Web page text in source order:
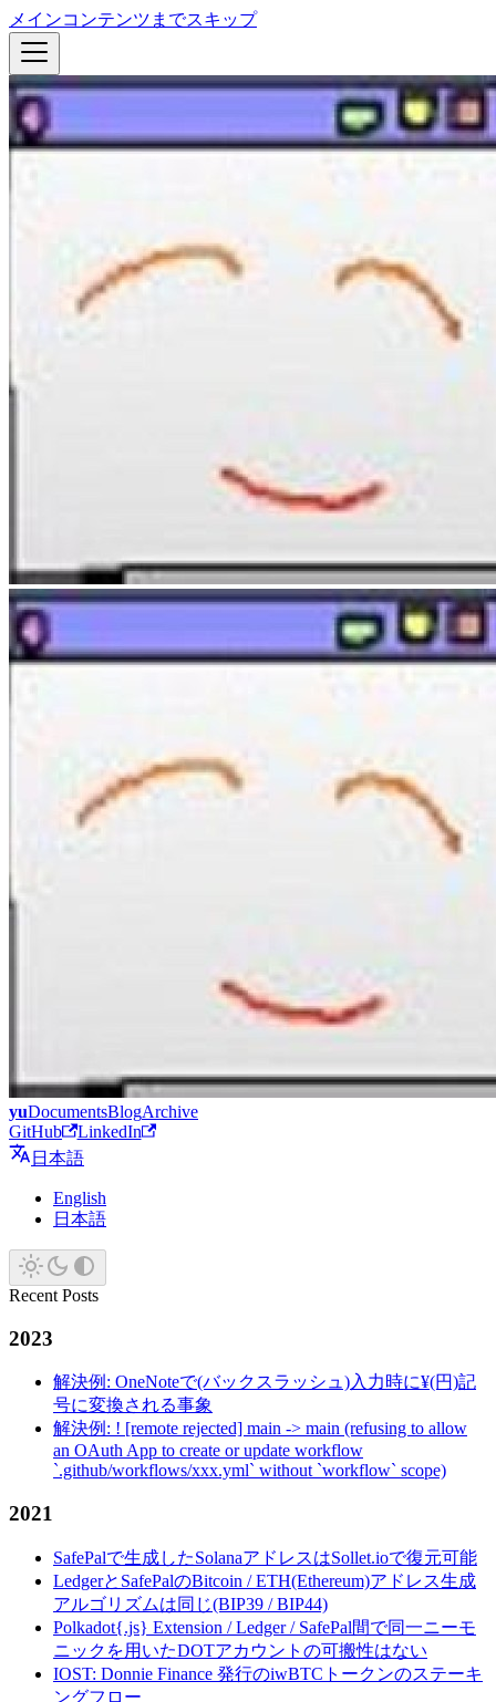
メインコンテンツまでスキップ
yuDocumentsBlogArchive
GitHub
LinkedIn
日本語
English
日本語
Recent Posts
2023
解決例: OneNoteで(バックスラッシュ)入力時に¥(円)記
号に変換される事象
解決例: ! [remote rejected] main -> main (refusing to allow
an OAuth App to create or update workflow
`.github/workflows/xxx.yml` without `workflow` scope)
2021
SafePalで生成したSolanaアドレスはSollet.ioで復元可能
LedgerとSafePalのBitcoin / ETH(Ethereum)アドレス生成
アルゴリズムは同じ(BIP39 / BIP44)
Polkadot{.js} Extension / Ledger / SafePal間で同一ニーモ
ニックを用いたDOTアカウントの可搬性はない
IOST: Donnie Finance 発行のiwBTCトークンのステーキ
ングフロー